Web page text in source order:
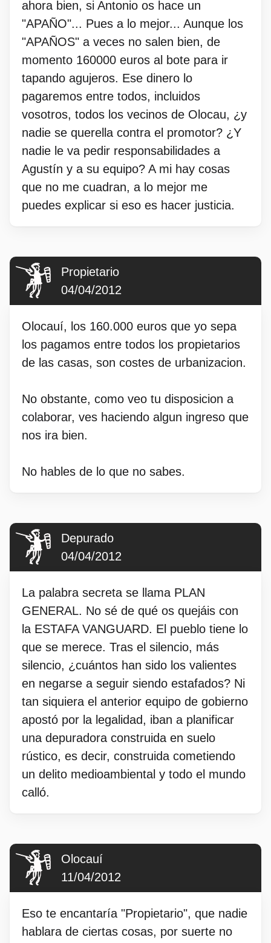
ahora bien, si Antonio os hace un
"APAÑO"... Pues a lo mejor... Aunque los
"APAÑOS" a veces no salen bien, de
momento 160000 euros al bote para ir
tapando agujeros. Ese dinero lo
pagaremos entre todos, incluidos
vosotros, todos los vecinos de Olocau, ¿y
nadie se querella contra el promotor? ¿Y
nadie le va pedir responsabilidades a
Agustín y a su equipo? A mi hay cosas
que no me cuadran, a lo mejor me
puedes explicar si eso es hacer justicia.
Propietario
04/04/2012
Olocauí, los 160.000 euros que yo sepa
los pagamos entre todos los propietarios
de las casas, son costes de urbanizacion.
No obstante, como veo tu disposicion a
colaborar, ves haciendo algun ingreso que
nos ira bien.
No hables de lo que no sabes.
Depurado
04/04/2012
La palabra secreta se llama PLAN
GENERAL. No sé de qué os quejáis con
la ESTAFA VANGUARD. El pueblo tiene lo
que se merece. Tras el silencio, más
silencio, ¿cuántos han sido los valientes
en negarse a seguir siendo estafados? Ni
tan siquiera el anterior equipo de gobierno
apostó por la legalidad, iban a planificar
una depuradora construida en suelo
rústico, es decir, construida cometiendo
un delito medioambiental y todo el mundo
calló.
Olocauí
11/04/2012
Eso te encantaría "Propietario", que nadie
hablara de ciertas cosas, por suerte no